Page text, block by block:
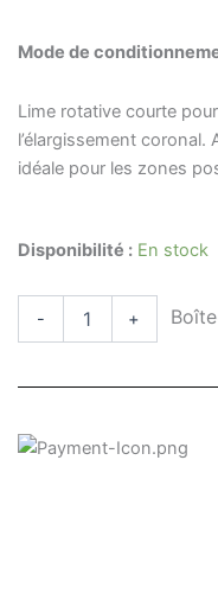
Mode de
Lime rotative courte
l’élargissement coronal.
idéale pour les zones
Disponibilité : En stock
-
quantité
Lime
NIC®
U-
SX
+